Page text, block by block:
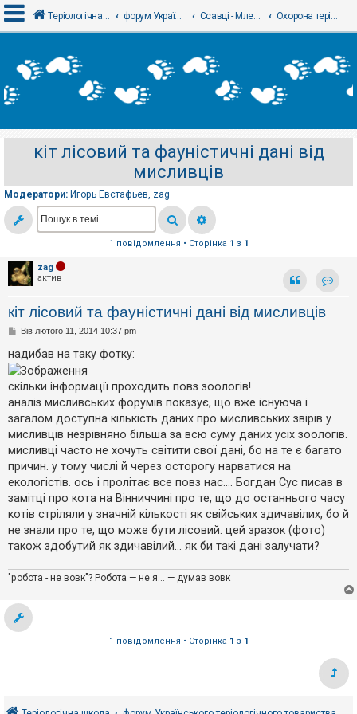
х
і
с
а
ц
е
и
е
з
і
д
о
в
і
д
е
й
к
т
в
н
т
м
и
Теріологічна школа форум Українського теріологічного товариства Ссавці - Млекопитающие Охорона теріофауни - Охрана териофауны
кіт лісовий та фауністичні дані від
мисливців
Модератори: Игорь Евстафьев, zag
1 повідомлення • Сторінка 1 з 1
zag
актив
кіт лісовий та фауністичні дані від мисливців
П
в
і
д
о
м
л
н
н
Вів лютого 11, 2014 10:37 pm
надибав на таку фотку:
скільки інформації проходить повз зоологів!
аналіз мисливських форумів показує, що вже існуюча і
загалом доступна кількість даних про мисливських звірів у
мисливців незрівняно більша за всю суму даних усіх зоологів.
мисливці часто не хочуть світити свої дані, бо на те є багато
причин. у тому числі й через осторогу нарватися на
екологістів. ось і пролітає все повз нас.... Богдан Сус писав в
замітці про кота на Вінниччині про те, що до останнього часу
котів стріляли у значній кількості як свійських здичавілих, бо й
не знали про те, що може бути лісовий. цей зразок (фото)
також здобутий як здичавілий... як би такі дані залучати?
"робота - не вовк"? Робота — не я... — думав вовк
1 повідомлення • Сторінка 1 з 1